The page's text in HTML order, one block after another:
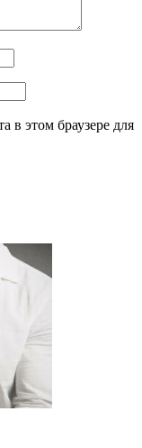
в этом браузере для